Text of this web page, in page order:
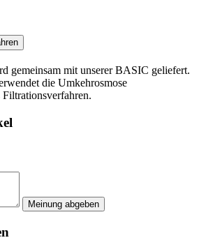
gemeinsam mit unserer BASIC geliefert.
die Umkehrosmose